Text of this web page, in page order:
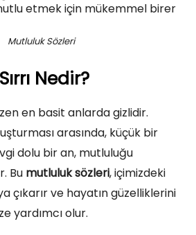
Mutluluk Sözleri
Nedir?
en basit anlarda gizlidir.
arasında, küçük bir
dolu bir an, mutluluğu
Bu mutluluk sözleri, içimizdeki
çıkarır ve hayatın güzelliklerini
yardımcı olur.